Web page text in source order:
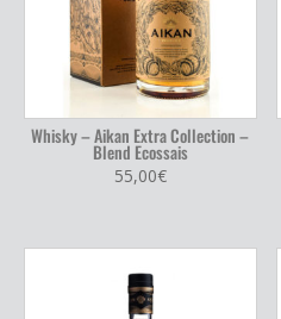
Whisky – Aikan Extra Collection –
Blend Ecossais
55,00€